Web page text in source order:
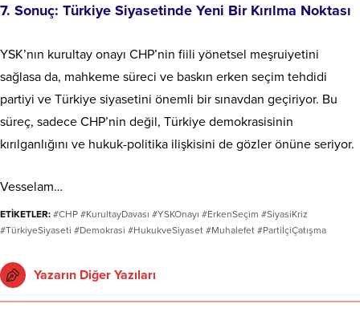
7. Sonuç: Türkiye Siyasetinde Yeni Bir Kırılma Noktası
YSK’nın kurultay onayı CHP’nin fiili yönetsel meşruiyetini
sağlasa da, mahkeme süreci ve baskın erken seçim tehdidi
partiyi ve Türkiye siyasetini önemli bir sınavdan geçiriyor. Bu
süreç, sadece CHP’nin değil, Türkiye demokrasisinin
kırılganlığını ve hukuk-politika ilişkisini de gözler önüne seriyor.
Vesselam…
ETİKETLER: #CHP #KurultayDavası #YSKOnayı #ErkenSeçim #SiyasiKriz
#TürkiyeSiyaseti #Demokrasi #HukukveSiyaset #Muhalefet #PartiİçiÇatışma
Yazarın Diğer Yazıları